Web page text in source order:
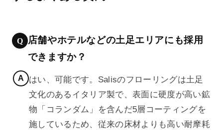
店舗やホテルなどの土足エリアにも採用
できますか？
はい、可能です。Salisのフローリングは土足
文化のあるイタリア製で、表面に硬度が高い鉱
物「コランダム」を含んだ5層コーティングを
施しているため、従来の床材よりも高い耐摩耗